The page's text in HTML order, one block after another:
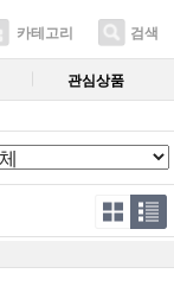
카테고리 검색
관심상품